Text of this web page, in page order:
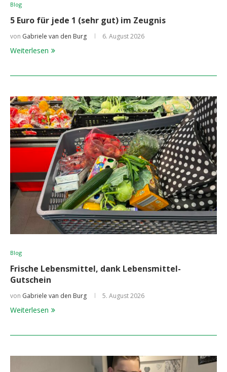
Blog
5 Euro für jede 1 (sehr gut) im Zeugnis
von Gabriele van den Burg 6. August 2026
Weiterlesen
Blog
Frische Lebensmittel, dank Lebensmittel-
Gutschein
von Gabriele van den Burg 5. August 2026
Weiterlesen